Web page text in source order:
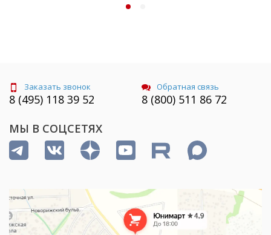
Заказать звонок
8 (495) 118 39 52
Обратная связь
8 (800) 511 86 72
МЫ В СОЦСЕТЯХ